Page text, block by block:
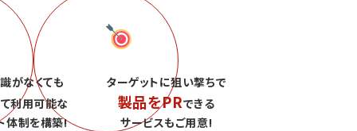
がなくても
利用可能な
体制を構築!
ターゲットに狙い撃ちで
製品をPRできる
サービスもご用意!